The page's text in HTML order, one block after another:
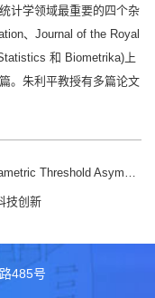
计学领域最重要的四个杂
、Journal of the Royal
和 Biometrika)上
。朱利平教授有多篇论文
Stochastic Volatility Model
技创新
485号